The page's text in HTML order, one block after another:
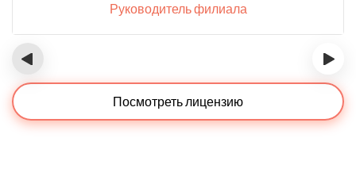
Руководитель филиала
‹ ›
Посмотреть лицензию